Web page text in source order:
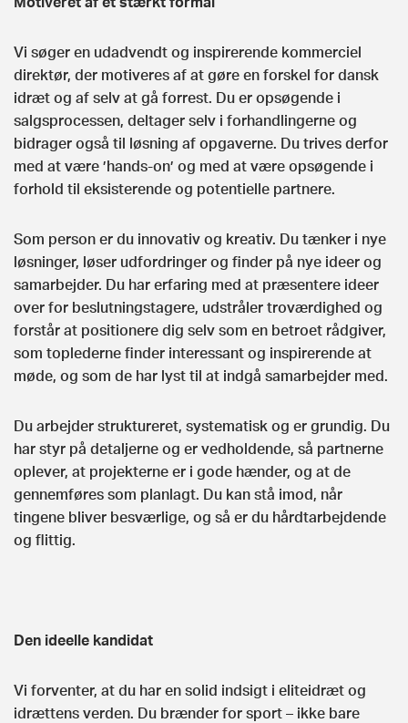
Vi søger en udadvendt og inspirerende kommerciel
direktør, der motiveres af at gøre en forskel for dansk
idræt og af selv at gå forrest. Du er opsøgende i
salgsprocessen, deltager selv i forhandlingerne og
bidrager også til løsning af opgaverne. Du trives derfor
med at være ’hands-on’ og med at være opsøgende i
forhold til eksisterende og potentielle partnere.
Som person er du innovativ og kreativ. Du tænker i nye
løsninger, løser udfordringer og finder på nye ideer og
samarbejder. Du har erfaring med at præsentere ideer
over for beslutningstagere, udstråler troværdighed og
forstår at positionere dig selv som en betroet rådgiver,
som toplederne finder interessant og inspirerende at
møde, og som de har lyst til at indgå samarbejder med.
Du arbejder struktureret, systematisk og er grundig. Du
har styr på detaljerne og er vedholdende, så partnerne
oplever, at projekterne er i gode hænder, og at de
gennemføres som planlagt. Du kan stå imod, når
tingene bliver besværlige, og så er du hårdtarbejdende
og flittig.
Den ideelle kandidat
Vi forventer, at du har en solid indsigt i eliteidræt og
idrættens verden. Du brænder for sport – ikke bare